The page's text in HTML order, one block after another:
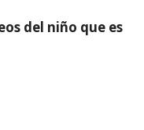
del niño que es